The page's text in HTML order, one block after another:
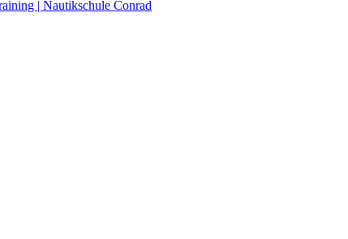
| Nautikschule Conrad